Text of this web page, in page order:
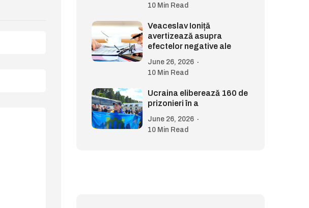
10 Min Read
Veaceslav Ioniță
avertizează asupra
efectelor negative ale
June 26, 2026
10 Min Read
Ucraina eliberează 160 de
prizonieri în a
June 26, 2026
10 Min Read